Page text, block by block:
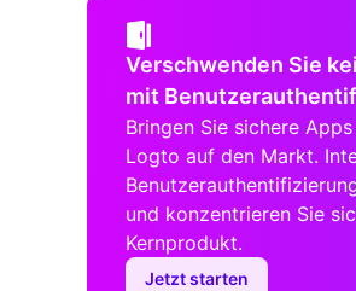
Verschwenden Sie
mit
Bringen Sie sichere
Logto auf den Markt.
und konzentrieren Sie
Kernprodukt.
Jetzt starten